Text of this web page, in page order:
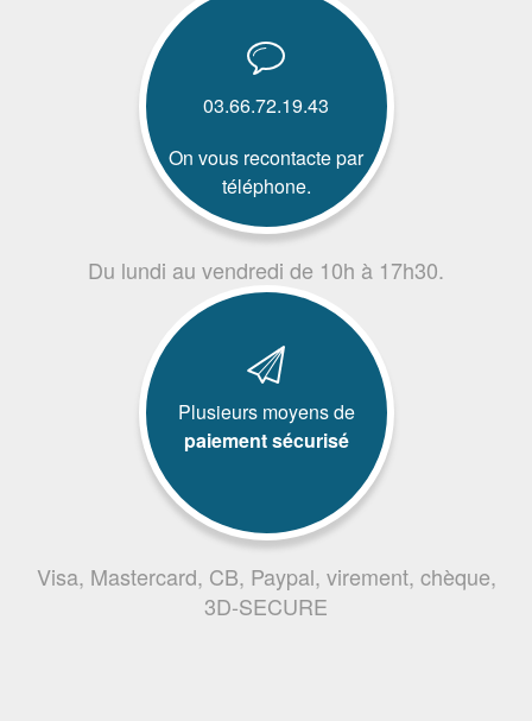
03.66.72.19.43
On vous recontacte par
téléphone.
Du lundi au vendredi de 10h à 17h30.
Plusieurs moyens de
paiement sécurisé
Visa, Mastercard, CB, Paypal, virement, chèque,
3D-SECURE